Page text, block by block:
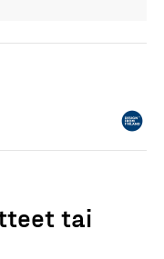
tai